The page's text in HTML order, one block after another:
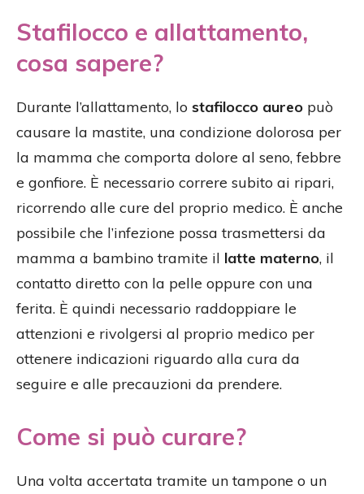
Stafilocco e allattamento,
cosa sapere?
Durante l’allattamento, lo stafilocco aureo può
causare la mastite, una condizione dolorosa per
la mamma che comporta dolore al seno, febbre
e gonfiore. È necessario correre subito ai ripari,
ricorrendo alle cure del proprio medico. È anche
possibile che l’infezione possa trasmettersi da
mamma a bambino tramite il latte materno, il
contatto diretto con la pelle oppure con una
ferita. È quindi necessario raddoppiare le
attenzioni e rivolgersi al proprio medico per
ottenere indicazioni riguardo alla cura da
seguire e alle precauzioni da prendere.
Come si può curare?
Una volta accertata tramite un tampone o un